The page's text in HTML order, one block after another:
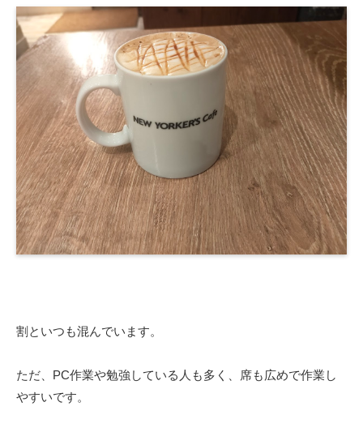
割といつも混んでいます。
ただ、PC作業や勉強している人も多く、席も広めで作業し
やすいです。